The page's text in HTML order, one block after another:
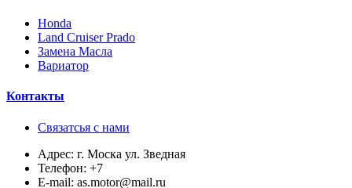
Honda
Land Cruiser Prado
Замена Масла
Вариатор
Контакты
Связатсья с нами
Адрес: г. Моска ул. Зведная
Телефон: +7
E-mail: as.motor@mail.ru